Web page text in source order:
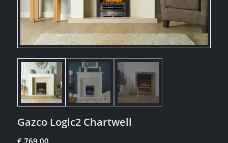
Gazco Logic2 Chartwell
€ 769,00